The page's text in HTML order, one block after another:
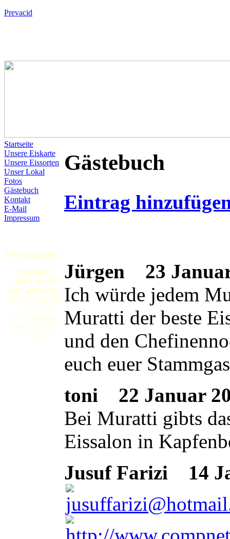
Prevacid
Startseite
Unsere Eiskarte
Unsere Eissorten
Unser Lokal
Fotos
Gästebuch
Kontakt
E-Mail
Impressum
Öffnungszeiten:
Gloggnitz:
365 Tage im
Jahr geöffnet!!!
Mo-Sa: 8:00 Uhr
- 1:00 Uhr
So + Feiertag:
9:00 Uhr- 1:00
Uh
Gästebuch
Eintrag
Jürgen
23
Ich würde jedem
Muratti der beste
und den
euch euer
toni
22 Januar
Bei Muratti gibts
Eissalon in
Jusuf Farizi
14